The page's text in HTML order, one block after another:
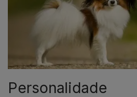
Personalidade